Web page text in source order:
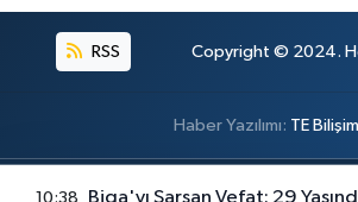
RSS Copyright © 2024.
Haber Yazılımı: TE Bilişim
10:38 Biga'yı Sarsan Vefat: 29